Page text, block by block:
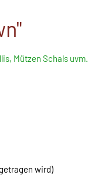
Mützen Schals uvm.
wird)